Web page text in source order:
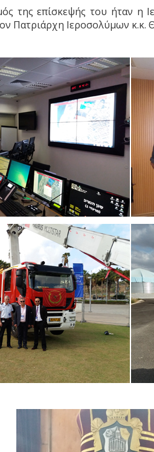
της επίσκεψής του ήταν η
Πατριάρχη Ιεροσολύμων κ.κ.